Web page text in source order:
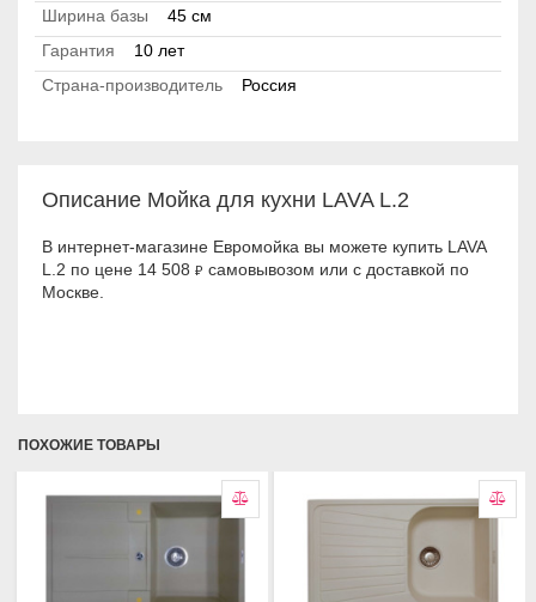
Ширина базы
45 см
Гарантия
10 лет
Страна-производитель
Россия
Описание Мойка для кухни LAVA L.2
В интернет-магазине Евромойка вы можете купить LAVA
L.2 по цене 14 508 ₽ самовывозом или с доставкой по
Москве.
ПОХОЖИЕ ТОВАРЫ